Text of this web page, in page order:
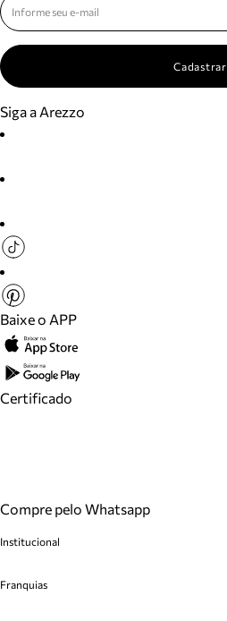
Cadastrar
Siga a Arezzo
Baixe o APP
Certificado
Compre pelo Whatsapp
Institucional
Cashback
Franquias